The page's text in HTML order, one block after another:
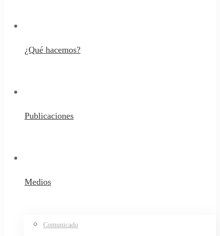
¿Qué hacemos?
Publicaciones
Medios
Comunicado